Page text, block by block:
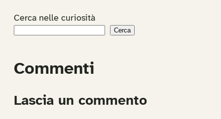
Cerca nelle curiosità
Cerca
Commenti
Lascia un commento